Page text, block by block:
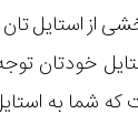
از استایل تان
خودتان
که شما به